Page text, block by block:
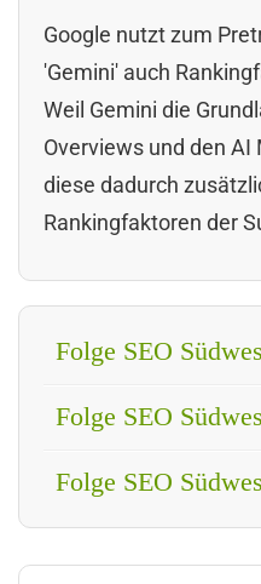
Google nutzt zum
'Gemini' auch
Weil Gemini die
Overviews und den
diese dadurch
Rankingfaktoren der
Folge SEO
Folge SEO
Folge SEO